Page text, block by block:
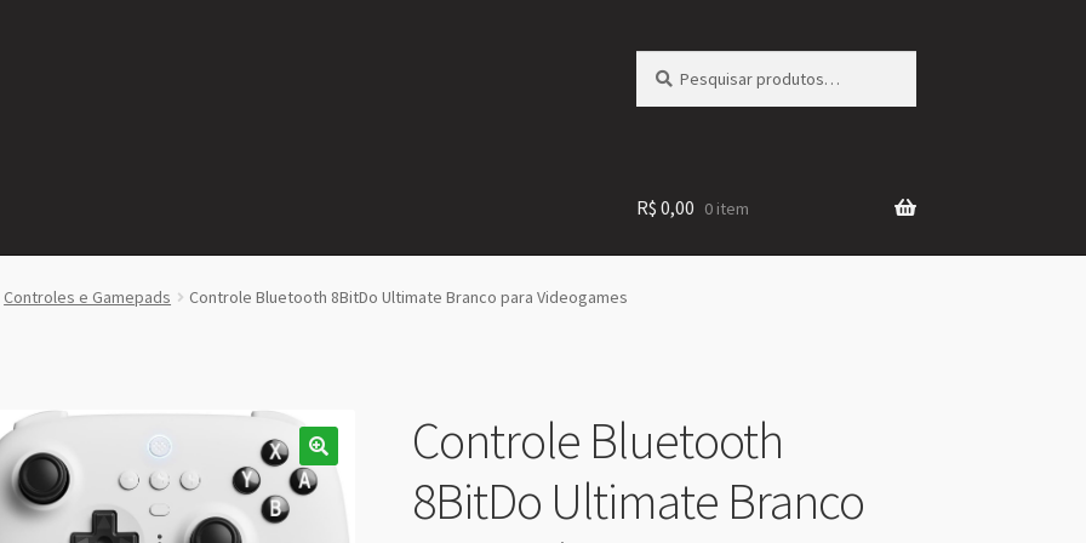
por:
R$ 0,00 0 item
Controles e Gamepads Controle Bluetooth 8BitDo Ultimate Branco para Videogames
Controle Bluetooth
8BitDo Ultimate Branco